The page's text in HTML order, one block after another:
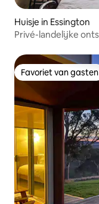
Huisje in Essington
Privé-landelijke
Favoriet van gasten
Favoriet van gasten